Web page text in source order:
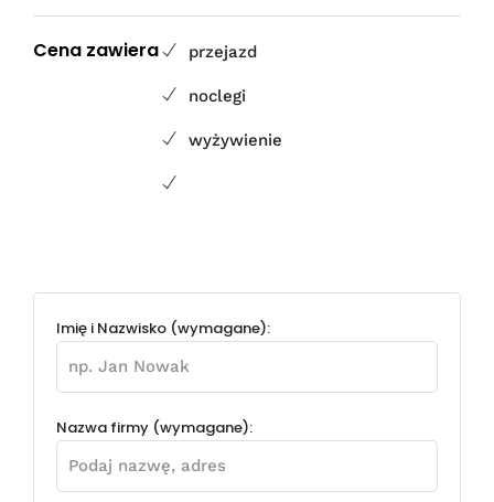
Cena zawiera przejazd
noclegi
wyżywienie
Imię i Nazwisko (wymagane):
Nazwa firmy (wymagane):